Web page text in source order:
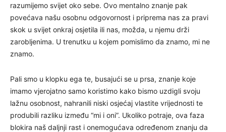
razumijemo svijet oko sebe. Ovo mentalno znanje pak
povećava našu osobnu odgovornost i priprema nas za pravi
skok u svijet onkraj osjetila ili nas, možda, u njemu drži
zarobljenima. U trenutku u kojem pomislimo da znamo, mi ne
znamo.
Pali smo u klopku ega te, busajući se u prsa, znanje koje
imamo vjerojatno samo koristimo kako bismo uzdigli svoju
lažnu osobnost, nahranili niski osjećaj vlastite vrijednosti te
produbili razliku između “mi i oni”. Ukoliko potraje, ova faza
blokira naš daljnji rast i onemogućava određenom znanju da